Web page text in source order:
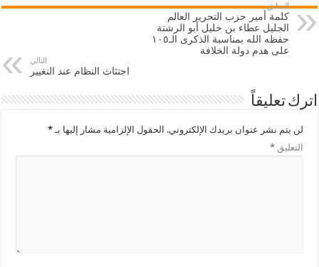
السابق
كلمة أمير حزب التحرير العالم
الجليل عطاء بن خليل أبو الرشتة
حفظه الله بمناسبة الذكرى الـ١٠٥
على هدم دولة الخلافة
التالي
اجتثاث النظام عند التغيير
اترك تعليقاً
لن يتم نشر عنوان بريدك الإلكتروني. الحقول الإلزامية مشار إليها بـ*
التعليق*